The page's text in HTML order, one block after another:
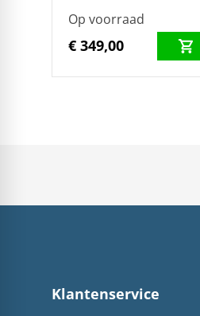
Op voorraad
€ 349,00
Klantenservice